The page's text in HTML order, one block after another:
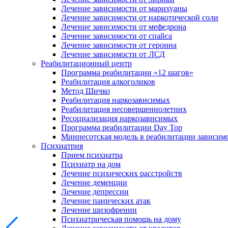
Лечение зависимости от марихуаны
Лечение зависимости от наркотической соли
Лечение зависимости от мефедрона
Лечение зависимости от спайса
Лечение зависимости от героина
Лечение зависимости от ЛСД
Реабилитационный центр
Программа реабилитации «12 шагов»
Реабилитация алкоголиков
Метод Шичко
Реабилитация наркозависимых
Реабилитация несовершеннолетних
Ресоциализация наркозависимых
Программа реабилитации Day Top
Миннесотская модель в реабилитации
Психиатрия
Прием психиатра
Психиатр на дом
Лечение психических расстройств
Лечение деменции
Лечение депрессии
Лечение панических атак
Лечение шизофрении
Психиатрическая помощь на дому